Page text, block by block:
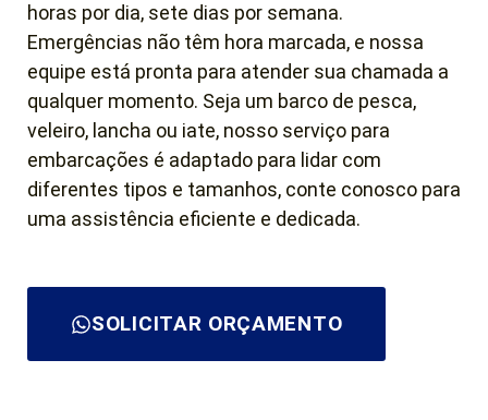
horas por dia, sete dias por semana.
Emergências não têm hora marcada, e nossa
equipe está pronta para atender sua chamada a
qualquer momento. Seja um barco de pesca,
veleiro, lancha ou iate, nosso serviço para
embarcações é adaptado para lidar com
diferentes tipos e tamanhos, conte conosco para
uma assistência eficiente e dedicada.
SOLICITAR ORÇAMENTO